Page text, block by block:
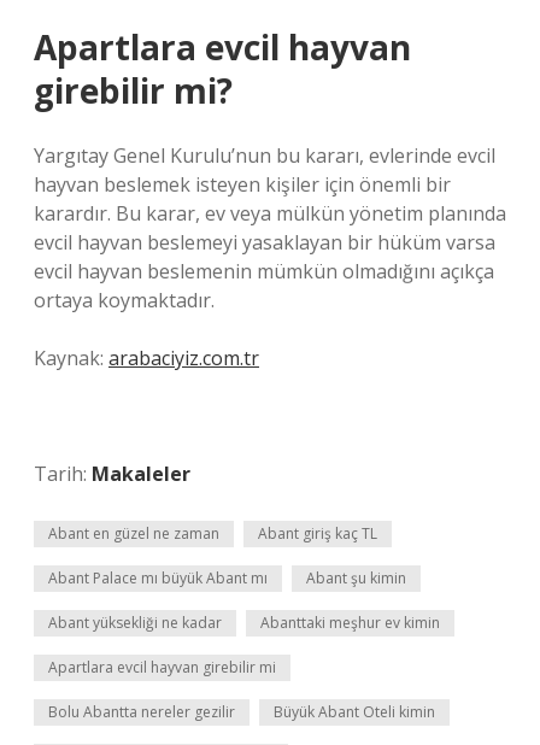
Apartlara evcil hayvan
girebilir mi?
Yargıtay Genel Kurulu’nun bu kararı, evlerinde evcil
hayvan beslemek isteyen kişiler için önemli bir
karardır. Bu karar, ev veya mülkün yönetim planında
evcil hayvan beslemeyi yasaklayan bir hüküm varsa
evcil hayvan beslemenin mümkün olmadığını açıkça
ortaya koymaktadır.
Kaynak: arabaciyiz.com.tr
Tarih: Makaleler
Abant en güzel ne zaman Abant giriş kaç TL
Abant Palace mı büyük Abant mı Abant şu kimin
Abant yüksekliği ne kadar Abanttaki meşhur ev kimin
Apartlara evcil hayvan girebilir mi
Bolu Abantta nereler gezilir Büyük Abant Oteli kimin